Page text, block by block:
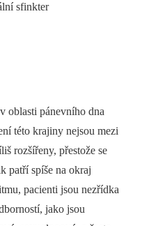
sfinkter
oblasti pánevního dna
této krajiny nejsou mezi
rozšířeny, přestože se
patří spíše na okraj
pacienti jsou nezřídka
jako jsou